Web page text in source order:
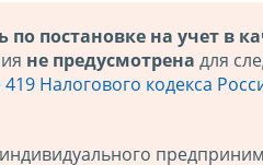
по постановке на учет в
не предусмотрена для
419 Налогового кодекса